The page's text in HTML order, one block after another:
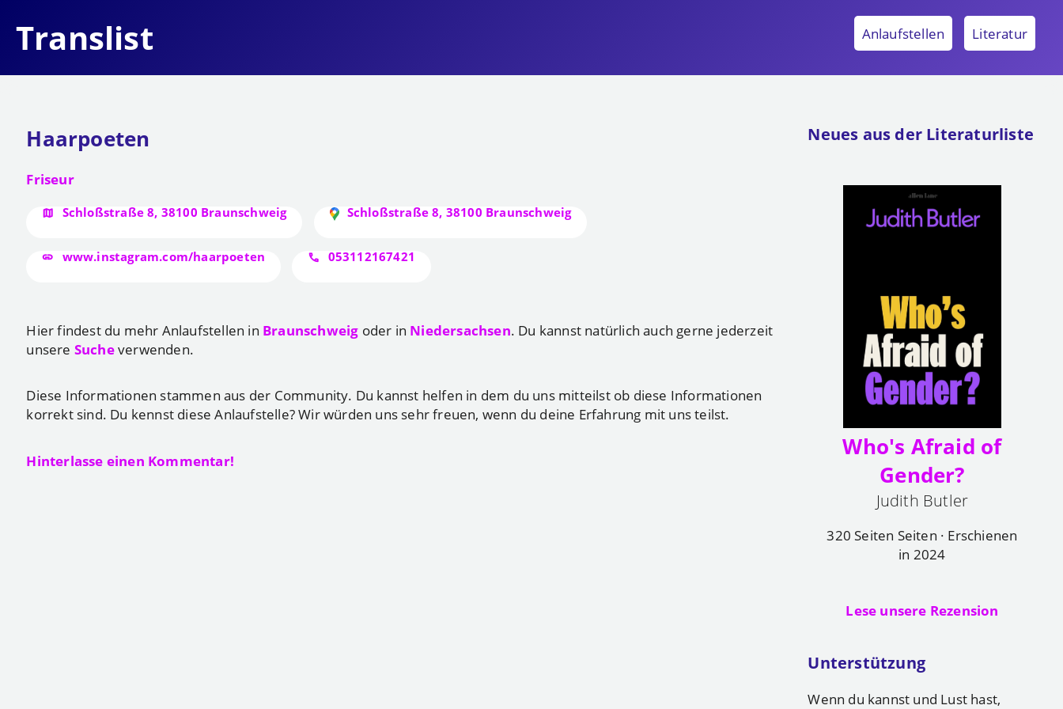
Translist Anlaufstellen Literatur
Haarpoeten
Friseur
Schloßstraße 8, 38100 Braunschweig Schloßstraße 8, 38100 Braunschweig
www.instagram.com/haarpoeten 053112167421
Hier findest du mehr Anlaufstellen in Braunschweig oder in Niedersachsen. Du kannst natürlich auch gerne jederzeit
unsere Sucheverwenden.
Diese Informationen stammen aus der Community. Du kannst helfen in dem du uns mitteilst ob diese Informationen
korrekt sind. Du kennst diese Anlaufstelle? Wir würden uns sehr freuen, wenn du deine Erfahrung mit uns teilst.
Hinterlasse einen Kommentar!
Neues aus der Literaturliste
Who's Afraid of
Gender?
Judith Butler
320 Seiten Seiten · Erschienen
in 2024
Lese unsere Rezension
Unterstützung
Wenn du kannst und Lust hast,